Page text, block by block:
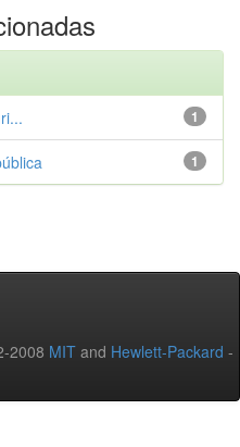
1
1
2008 MIT and Hewlett-Packard -